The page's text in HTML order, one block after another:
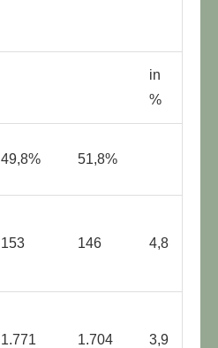
in
%
49,8% 51,8%
153 146 4,8
1.771 1.704 3,9